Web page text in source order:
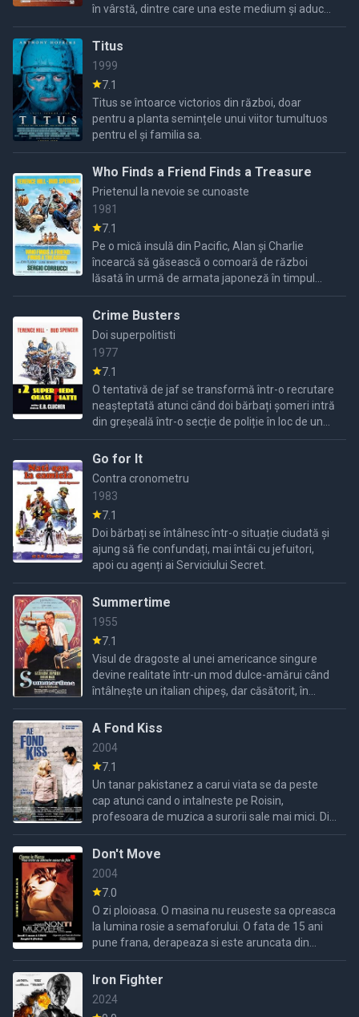
în vârstă, dintre care una este medium și aduce
un avertisment din lumea de dincolo.
Titus
1999
7.1
Titus se întoarce victorios din război, doar
pentru a planta semințele unui viitor tumultuos
pentru el și familia sa.
Who Finds a Friend Finds a Treasure
Prietenul la nevoie se cunoaste
1981
7.1
Pe o mică insulă din Pacific, Alan și Charlie
încearcă să găsească o comoară de război
lăsată în urmă de armata japoneză în timpul
celui de-al Doilea Război Mondial.
Crime Busters
Doi superpolitisti
1977
7.1
O tentativă de jaf se transformă într-o recrutare
neașteptată atunci când doi bărbați șomeri intră
din greșeală într-o secție de poliție în loc de un
magazin.
Go for It
Contra cronometru
1983
7.1
Doi bărbați se întâlnesc într-o situație ciudată și
ajung să fie confundați, mai întâi cu jefuitori,
apoi cu agenți ai Serviciului Secret.
Summertime
1955
7.1
Visul de dragoste al unei americance singure
devine realitate într-un mod dulce-amărui când
întâlnește un italian chipeș, dar căsătorit, în
timpul vacanței ei la Veneția.
A Fond Kiss
2004
7.1
Un tanar pakistanez a carui viata se da peste
cap atunci cand o intalneste pe Roisin,
profesoara de muzica a surorii sale mai mici. Din
momentul in care flacara iubirii se aprinde intre
cei doi, nimic ...
Don't Move
2004
7.0
O zi ploioasa. O masina nu reuseste sa opreasca
la lumina rosie a semaforului. O fata de 15 ani
pune frana, derapeaza si este aruncata din
scuterul ei. Ambulanta merge cu viteza catre
Iron Fighter
2024